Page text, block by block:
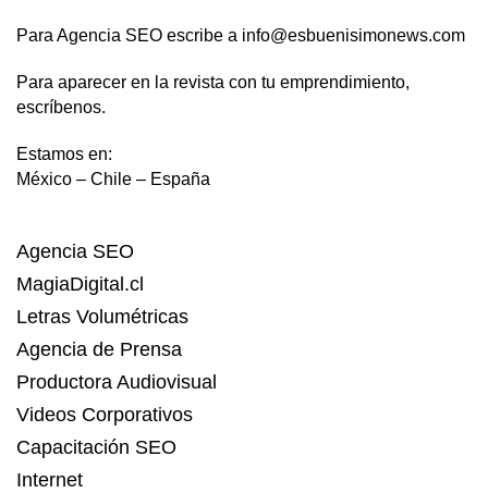
Para Agencia SEO escribe a info@esbuenisimonews.com
Para aparecer en la revista con tu emprendimiento,
escríbenos.
Estamos en:
México – Chile – España
Agencia SEO
MagiaDigital.cl
Letras Volumétricas
Agencia de Prensa
Productora Audiovisual
Videos Corporativos
Capacitación SEO
Internet